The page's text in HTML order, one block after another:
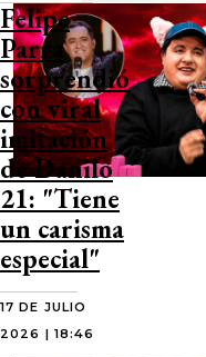
Felipe
Parra
sorprendió
con viral
imitación
de Danilo
21: "Tiene
un carisma
especial"
17 DE JULIO
2026 | 18:46